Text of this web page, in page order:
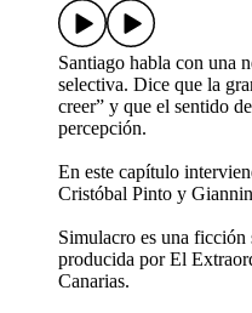
Santiago habla con una
selectiva. Dice que la
creer” y que el sentido
percepción.
En este capítulo
Cristóbal Pinto y
Simulacro es una ficción
producida por El
Canarias.